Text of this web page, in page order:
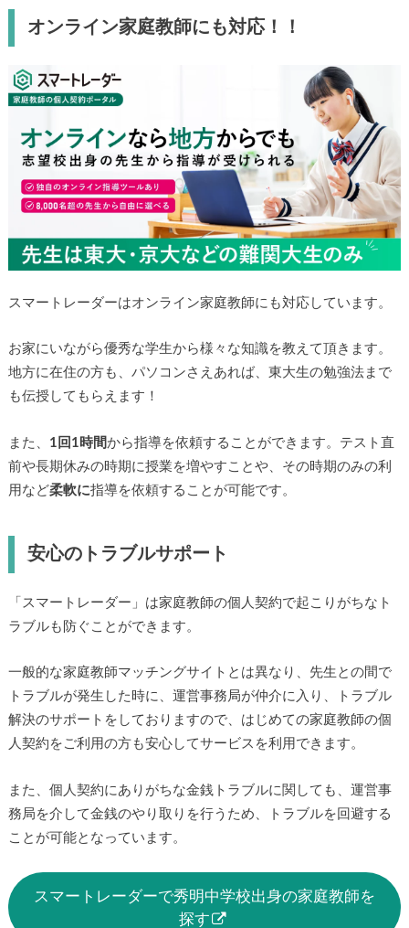
オンライン家庭教師にも対応！！
スマートレーダーはオンライン家庭教師にも対応しています。
お家にいながら優秀な学生から様々な知識を教えて頂きます。
地方に在住の方も、パソコンさえあれば、東大生の勉強法まで
も伝授してもらえます！
また、 1回1時間から指導を依頼することができます。テスト直
前や長期休みの時期に授業を増やすことや、その時期のみの利
用など柔軟に指導を依頼することが可能です。
安心のトラブルサポート
「スマートレーダー」は家庭教師の個人契約で起こりがちなト
ラブルも防ぐことができます。
一般的な家庭教師マッチングサイトとは異なり、先生との間で
トラブルが発生した時に、運営事務局が仲介に入り、トラブル
解決のサポートをしておりますので、はじめての家庭教師の個
人契約をご利用の方も安心してサービスを利用できます。
また、個人契約にありがちな金銭トラブルに関しても、運営事
務局を介して金銭のやり取りを行うため、トラブルを回避する
ことが可能となっています。
スマートレーダーで秀明中学校出身の家庭教師を
探す